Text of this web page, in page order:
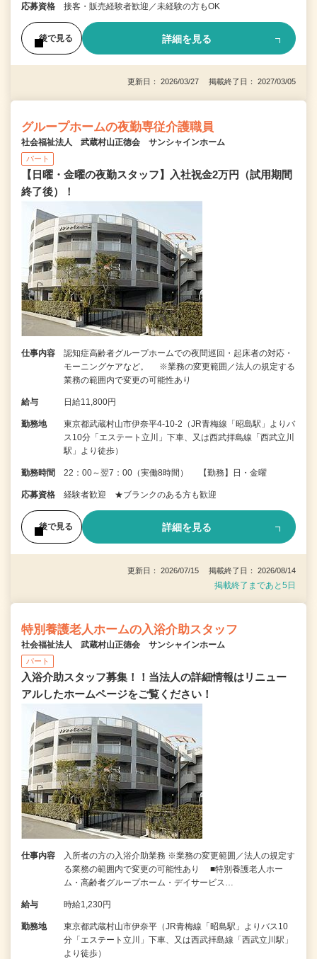
応募資格 接客・販売経験者歓迎／未経験の方もOK
後で見る 詳細を見る
更新日： 2026/03/27 掲載終了日： 2027/03/05
グループホームの夜勤専従介護職員
社会福祉法人 武蔵村山正徳会 サンシャインホーム
パート
【日曜・金曜の夜勤スタッフ】入社祝金2万円（試用期間
終了後）！
仕事内容
認知症高齢者グループホームでの夜間巡回・起床者の対応・
モーニングケアなど。 ※業務の変更範囲／法人の規定する
業務の範囲内で変更の可能性あり
給与 日給11,800円
勤務地
東京都武蔵村山市伊奈平4-10-2（JR青梅線「昭島駅」よりバ
ス10分「エステート立川」下車、又は西武拝島線「西武立川
駅」より徒歩）
勤務時間 22：00～翌7：00（実働8時間） 【勤務】日・金曜
応募資格 経験者歓迎 ★ブランクのある方も歓迎
後で見る 詳細を見る
更新日： 2026/07/15 掲載終了日： 2026/08/14
掲載終了まであと5日
特別養護老人ホームの入浴介助スタッフ
社会福祉法人 武蔵村山正徳会 サンシャインホーム
パート
入浴介助スタッフ募集！！当法人の詳細情報はリニュー
アルしたホームページをご覧ください！
仕事内容
入所者の方の入浴介助業務 ※業務の変更範囲／法人の規定す
る業務の範囲内で変更の可能性あり ■特別養護老人ホー
ム・高齢者グループホーム・デイサービス…
給与 時給1,230円
勤務地
東京都武蔵村山市伊奈平（JR青梅線「昭島駅」よりバス10
分「エステート立川」下車、又は西武拝島線「西武立川駅」
より徒歩）